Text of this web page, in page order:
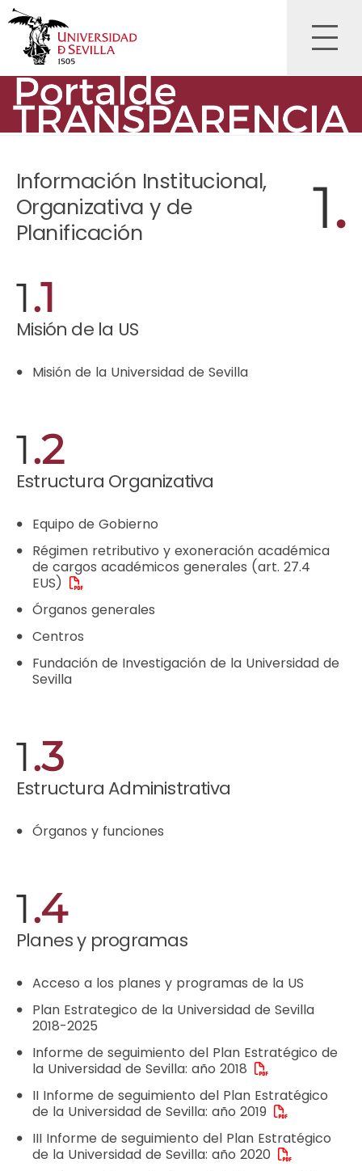
Pasar
contenido
principal
Saltar al contenido principal
Información Institucional,
Organizativa y de
Planificación
1.
1.1
Misión de la US
Misión de la Universidad de Sevilla
1.2
Estructura Organizativa
Equipo de Gobierno
Régimen retributivo y exoneración académica
de cargos académicos generales (art. 27.4
EUS)
Órganos generales
Centros
Fundación de Investigación de la Universidad de
Sevilla
1.3
Estructura Administrativa
Órganos y funciones
1.4
Planes y programas
Acceso a los planes y programas de la US
Plan Estrategico de la Universidad de Sevilla
2018-2025
Informe de seguimiento del Plan Estratégico de
la Universidad de Sevilla: año 2018
II Informe de seguimiento del Plan Estratégico
de la Universidad de Sevilla: año 2019
III Informe de seguimiento del Plan Estratégico
de la Universidad de Sevilla: año 2020